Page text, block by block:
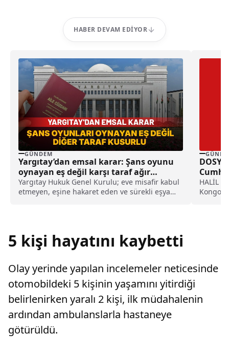
HABER DEVAM EDIYOR
GÜNDEM
Yargıtay’dan emsal karar: Şans oyunu
oynayan eş değil karşı taraf ağır
kusurlu sayıldı
Yargıtay Hukuk Genel Kurulu; eve misafir kabul
etmeyen, eşine hakaret eden ve sürekli eşya
HALİL
Kongo
5 kişi hayatını kaybetti
Olay yerinde yapılan incelemeler neticesinde
otomobildeki 5 kişinin yaşamını yitirdiği
belirlenirken yaralı 2 kişi, ilk müdahalenin
ardından ambulanslarla hastaneye
götürüldü.